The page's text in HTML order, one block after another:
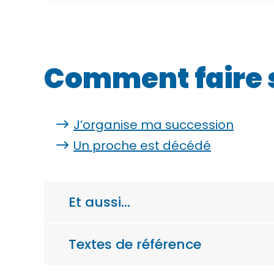
Comment faire
J’organise ma succession
Un proche est décédé
Et aussi…
Textes de référence